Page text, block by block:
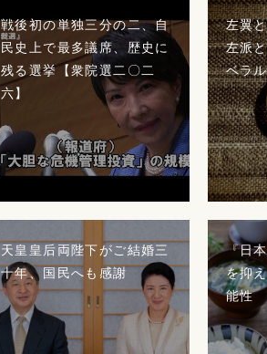
戦後初の単独三分の二、自
民史上で最多議席、歴史に
残る選挙【衆院選二〇二
六】
左翼
左派
ベラ
天皇皇后両陛下がご結婚三
十年、国民へも感謝
『日
を抑
能性